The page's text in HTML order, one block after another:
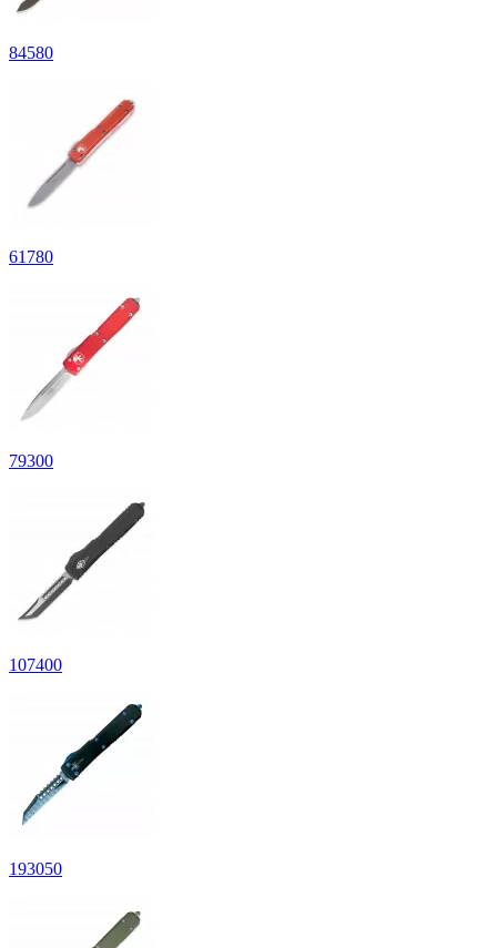
84580
61 780
79300
107400
193050